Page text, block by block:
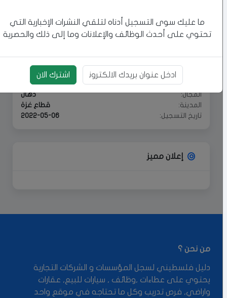
بيانات سريعة
المجال:
دهان
المدينة:
قطاع غزة
تاريخ التسجيل:
2022-05-06
إعلان مميز
من نحن ؟
دليل فلسطيني لسجل المؤسسات و الشركات التجارية
يحتوي على عطاءات ,وظائف , سيارات للبيع, عقارات
واراضي, فرص تدريب وكل ما تحتاجه في موقع واحد
ما عليك سوى التسجيل أدناه لتلقي النشرات الإخبارية التي
تحتوي على أحدث الوظائف والإعلانات وما إلى ذلك والحصرية
بريد الالكتروني
اشترك الان